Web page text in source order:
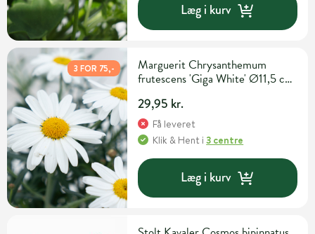
Læg i kurv
3 FOR 75,-
Marguerit Chrysanthemum
frutescens 'Giga White' Ø11,5 cm
29,95 kr.
Få leveret
Klik & Hent i3 centre
Læg i kurv